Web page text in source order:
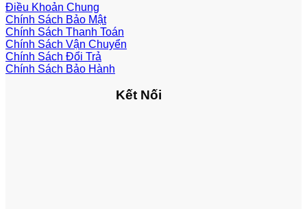
Điều Khoản Chung
Chính Sách Bảo Mật
Chính Sách Thanh Toán
Chính Sách Vận Chuyển
Chính Sách Đổi Trả
Chính Sách Bảo Hành
Kết Nối